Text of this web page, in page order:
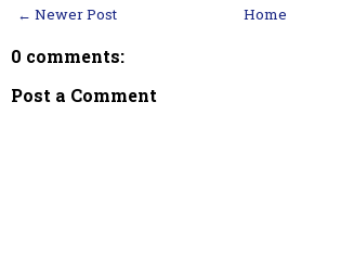
← Newer Post Home
0 comments:
Post a Comment